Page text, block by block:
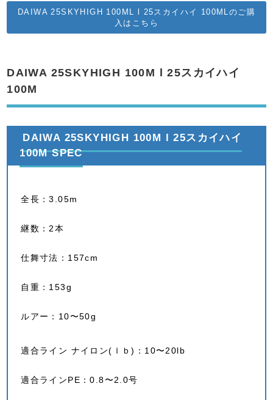
DAIWA 25SKYHIGH 100ML l 25スカイハイ 100MLのご購
入はこちら
DAIWA 25SKYHIGH 100M l 25スカイハイ
100M
DAIWA 25SKYHIGH 100M l 25スカイハイ
100M SPEC
全長：3.05m
継数：2本
仕舞寸法：157cm
自重：153g
ルアー：10〜50g
適合ライン ナイロン(ｌｂ)：10〜20lb
適合ラインPE：0.8〜2.0号